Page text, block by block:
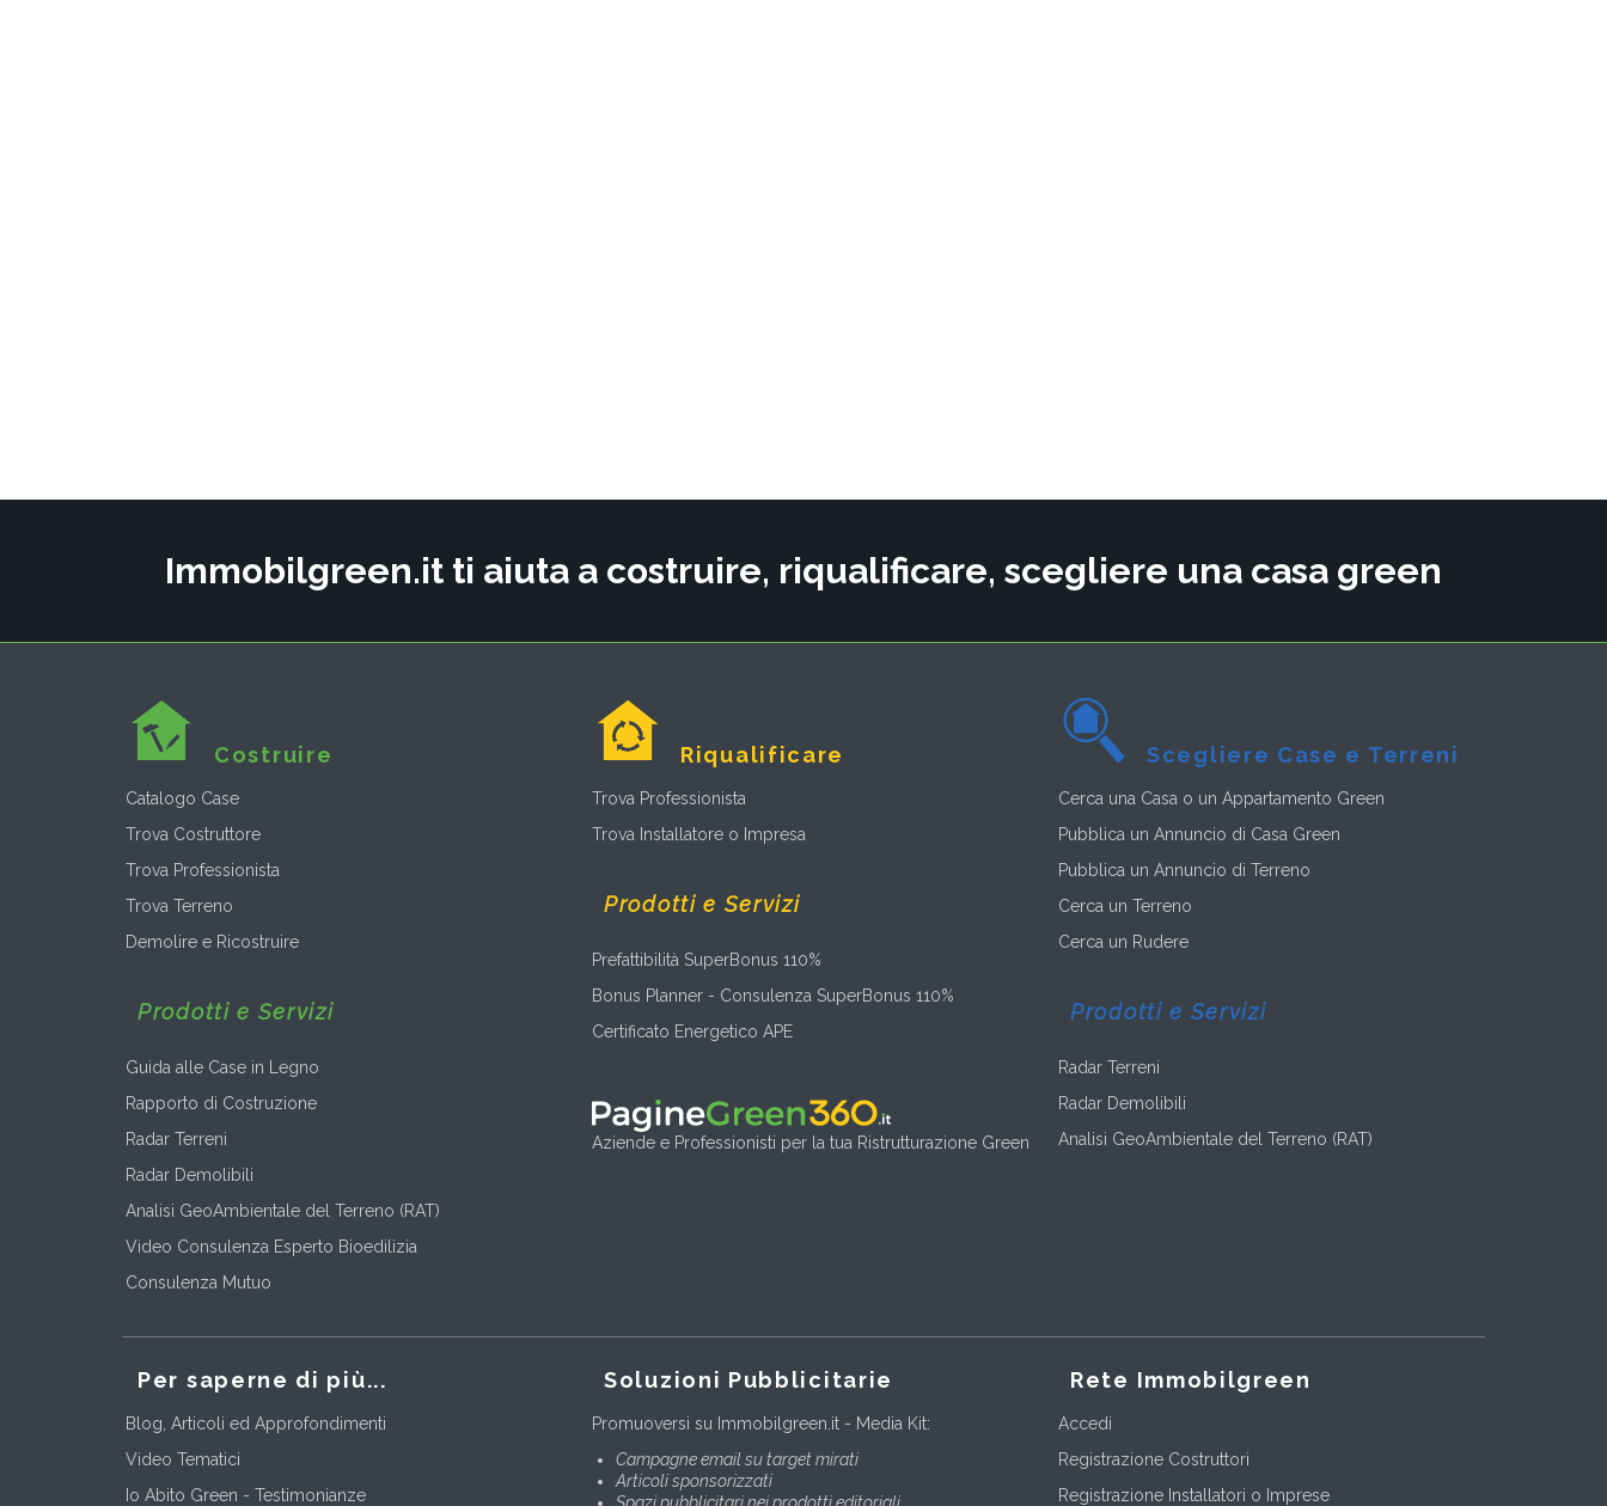
Immobilgreen.it ti aiuta a costruire, riqualificare, scegliere una casa green
Costruire
Catalogo Case
Trova Costruttore
Trova Professionista
Trova Terreno
Demolire e Ricostruire
Prodotti e Servizi
Guida alle Case in Legno
Rapporto di Costruzione
Radar Terreni
Radar Demolibili
Analisi GeoAmbientale del Terreno (RAT)
Video Consulenza Esperto Bioedilizia
Consulenza Mutuo
Riqualificare
Trova Professionista
Trova Installatore o Impresa
Prodotti e Servizi
Prefattibilità SuperBonus 110%
Bonus Planner - Consulenza SuperBonus 110%
Certificato Energetico APE
Aziende e Professionisti per la tua Ristrutturazione Green
Scegliere Case e Terreni
Cerca una Casa o un Appartamento Green
Pubblica un Annuncio di Casa Green
Pubblica un Annuncio di Terreno
Cerca un Terreno
Cerca un Rudere
Prodotti e Servizi
Radar Terreni
Radar Demolibili
Analisi GeoAmbientale del Terreno (RAT)
Per saperne di più...
Blog, Articoli ed Approfondimenti
Video Tematici
Io Abito Green - Testimonianze
Soluzioni Pubblicitarie
Promuoversi su Immobilgreen.it - Media Kit:
Campagne email su target mirati
Articoli sponsorizzati
Rete Immobilgreen
Accedi
Registrazione Costruttori
Registrazione Installatori o Imprese